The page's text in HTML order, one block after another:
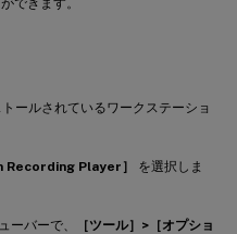
ールされているワークステーショ
Recording Player］
を選択しま
ーバーで、
［ツール］>［オプショ